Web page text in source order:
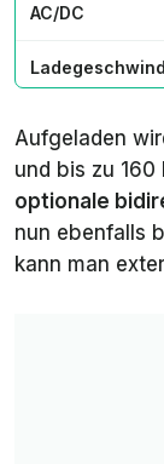
AC/DC
Nachladen
Anhängelast
Aufgeladen
und bis zu
optionale
nun ebenfalls
kann man